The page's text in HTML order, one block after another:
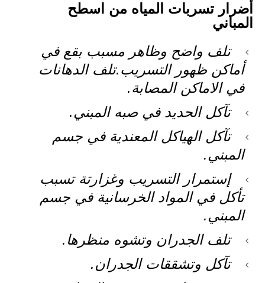
أضرار تسربات المياه من اسطح
المباني
تلف واضح وظاهر مسبب بقع في
أماكن ظهور التسريب.تلف الدهانات
في الاماكن المصابة.
تآكل الحديد في صبه المبني.
تآكل الهياكل المعندية في جسم
المبني.
إستمرار التسريب وغزارتة تسبب
تأكل في المواد الخرسانية في جسم
المبني.
تلف الجدران وتشوه منظرها.
تآكل وتشققات الجدران.